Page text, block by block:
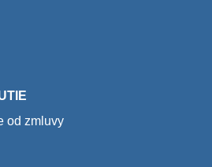
od zmluvy